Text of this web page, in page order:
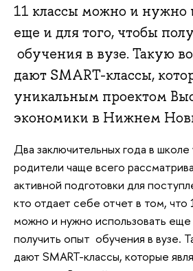
11 классы можно и нужно
еще и для того, чтобы
обучения в вузе. Такую
дают SMART-классы,
уникальным проектом
экономики в Нижнем
Два заключительных года в школе
родители чаще всего
активной подготовки для
кто отдает себе отчет в том, что
можно и нужно использовать еще
получить опыт обучения в вузе.
дают SMART-классы, которые